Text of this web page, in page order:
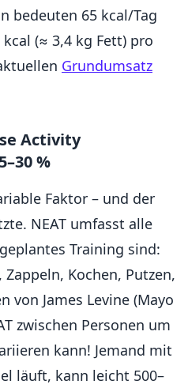
bedeuten 65 kcal/Tag
(≈ 3,4 kg Fett) pro
Grundumsatz
Activity
%
Faktor – und der
NEAT umfasst alle
Training sind:
Kochen, Putzen,
von James Levine (Mayo
zwischen Personen um
kann! Jemand mit
läuft, kann leicht 500–